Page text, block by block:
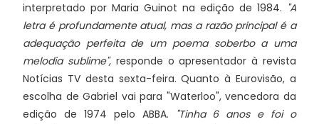
interpretado por Maria Guinot na edição de 1984. "A
letra é profundamente atual, mas a razão principal é a
adequação perfeita de um poema soberbo a uma
melodia sublime",responde o apresentador à revista
Notícias TV desta sexta-feira. Quanto à Eurovisão, a
escolha de Gabriel vai para "Waterloo", vencedora da
edição de 1974 pelo ABBA.
"Tinha 6 anos e foi o